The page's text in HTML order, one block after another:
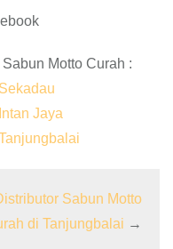
Motto Curah :
Jaya
Sabun Motto
di Tanjungbalai →